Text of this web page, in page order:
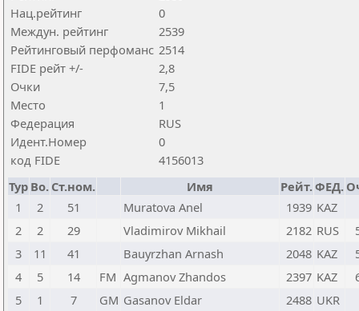
Нац.рейтинг
0
Междун. рейтинг
2539
Рейтинговый перфоманс 2514
FIDE рейт +/-
2,8
Очки
7,5
Место
1
Федерация
RUS
Идент.Номер
0
код FIDE
4156013
Тур Bo. Ст.ном. Имя Рейт.ФЕД.
1
2 51 Muratova Anel 1939 KAZ
2
2 29 Vladimirov Mikhail 2182 RUS
3
11 41 Bauyrzhan Arnash 2048 KAZ
4
5 14 FM Agmanov Zhandos 2397 KAZ
5
1 7 GM Gasanov Eldar 2488 UKR